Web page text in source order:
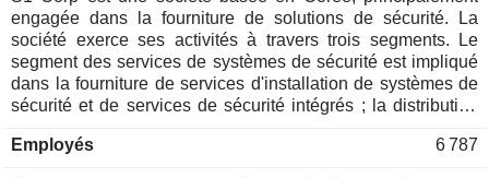
engagée dans la fourniture de solutions de sécurité. La
société exerce ses activités à travers trois segments. Le
segment des services de systèmes de sécurité est impliqué
dans la fourniture de services d'installation de systèmes de
sécurité et de services de sécurité intégrés ; la distribution
des bâtiments est impliqué dans la fourniture de services
Employés 6 787